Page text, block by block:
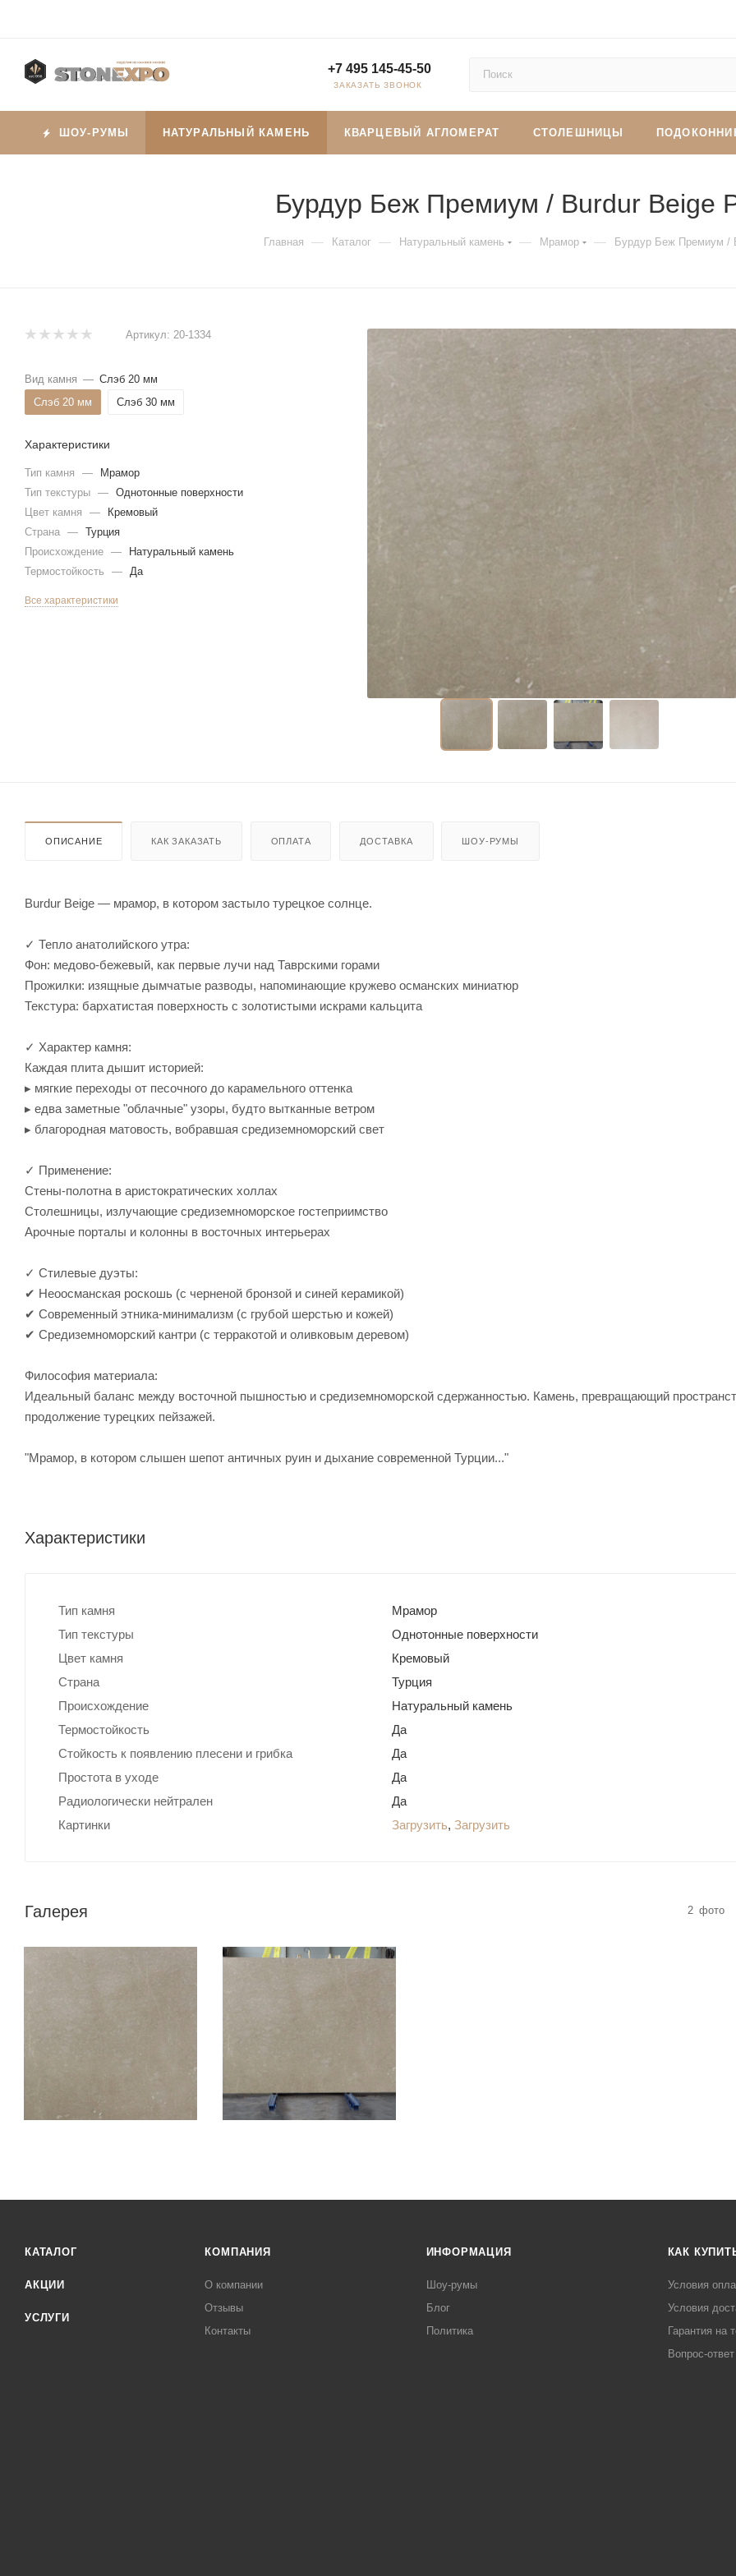
+7 495 145-45-50
ЗАКАЗАТЬ ЗВОНОК
ШОУ-РУМЫ НАТУРАЛЬНЫЙ КАМЕНЬ КВАРЦЕВЫЙ АГЛОМЕРАТ СТОЛЕШНИЦЫ
Бурдур Беж Премиум / Burdur Beige
Главная — Каталог — Натуральный камень — Мрамор — Бурдур Беж Премиум /
Артикул: 20-1334
Вид камня — Слэб 20 мм
Слэб 20 мм
Слэб 30 мм
Характеристики
Тип камня —
Мрамор
Тип текстуры — Однотонные поверхности
Цвет камня
—
Кремовый
Страна — Турция
Происхождение —
Натуральный камень
Термостойкость
— Да
Все характеристики
ОПИСАНИЕ КАК ЗАКАЗАТЬ ОПЛАТА ДОСТАВКА ШОУ-РУМЫ
Burdur Beige — мрамор, в котором застыло турецкое солнце.
✓ Тепло анатолийского утра:
Фон: медово-бежевый, как первые лучи над Таврскими горами
Прожилки: изящные дымчатые разводы, напоминающие кружево османских миниатюр
Текстура: бархатистая поверхность с золотистыми искрами кальцита
✓ Характер камня:
Каждая плита дышит историей:
▸ мягкие переходы от песочного до карамельного оттенка
▸ едва заметные "облачные" узоры, будто вытканные ветром
▸ благородная матовость, вобравшая средиземноморский свет
✓ Применение:
Стены-полотна в аристократических холлах
Столешницы, излучающие средиземноморское гостеприимство
Арочные порталы и колонны в восточных интерьерах
✓ Стилевые дуэты:
✔ Неоосманская роскошь (с черненой бронзой и синей керамикой)
✔ Современный этника-минимализм (с грубой шерстью и кожей)
✔ Средиземноморский кантри (с терракотой и оливковым деревом)
Философия материала:
Идеальный баланс между восточной пышностью и средиземноморской сдержанностью. Камень, превращающий
продолжение турецких пейзажей.
"Мрамор, в котором слышен шепот античных руин и дыхание современной Турции..."
Характеристики
Тип камня
Мрамор
Тип текстуры
Однотонные поверхности
Цвет камня
Кремовый
Страна
Турция
Происхождение
Натуральный камень
Термостойкость
Да
Стойкость к появлению плесени и грибка
Да
Простота в уходе
Да
Радиологически нейтрален
Да
Картинки
Загрузить, Загрузить
Галерея 2 фото
КАТАЛОГ
АКЦИИ
УСЛУГИ
КОМПАНИЯ
О компании
Отзывы
Контакты
ИНФОРМАЦИЯ
Шоу-румы
Блог
Политика
КАК
Условия
Условия
Гарантия на
Вопрос-ответ